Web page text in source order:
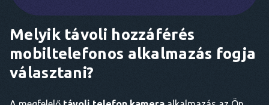
Melyik távoli hozzáférés
mobiltelefonos alkalmazás fogja
választani?